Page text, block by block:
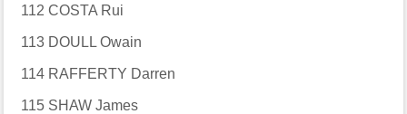
112 COSTA Rui
113 DOULL Owain
114 RAFFERTY Darren
115 SHAW James